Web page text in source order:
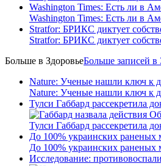
Washington Times: Есть ли в
Washington Times: Есть ли в
Stratfor: БРИКС диктует
Stratfor: БРИКС диктует
Больше в ЗдоровьеБольше записей в
Nature: Ученые нашли ключ к
Nature: Ученые нашли ключ к
Тулси Габбард рассекретила
Тулси Габбард рассекретила
До 100% украинских раненых
До 100% украинских раненых
Исследование: